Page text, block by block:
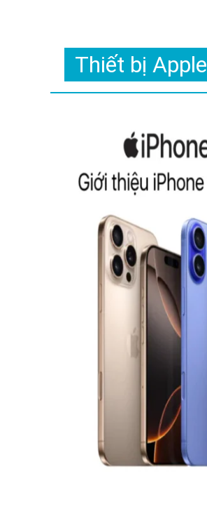
Thiết bị Apple